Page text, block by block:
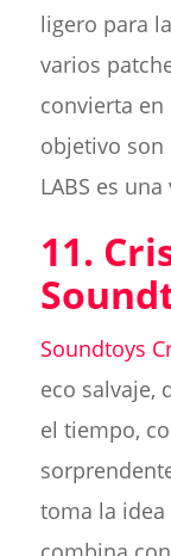
ligero para
varios
convierta
objetivo son
LABS es
11.
Soundtoys
eco salvaje,
el tiempo,
toma la